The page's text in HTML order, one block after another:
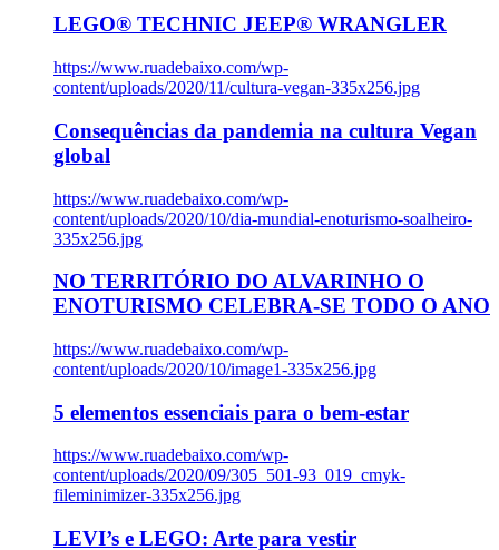
LEGO® TECHNIC JEEP® WRANGLER
https://www.ruadebaixo.com/wp-
content/uploads/2020/11/cultura-vegan-335x256.jpg
Consequências da pandemia na cultura Vegan
global
https://www.ruadebaixo.com/wp-
content/uploads/2020/10/dia-mundial-enoturismo-soalheiro-
335x256.jpg
NO TERRITÓRIO DO ALVARINHO O
ENOTURISMO CELEBRA-SE TODO O ANO
https://www.ruadebaixo.com/wp-
content/uploads/2020/10/image1-335x256.jpg
5 elementos essenciais para o bem-estar
https://www.ruadebaixo.com/wp-
content/uploads/2020/09/305_501-93_019_cmyk-
fileminimizer-335x256.jpg
LEVI’s e LEGO: Arte para vestir